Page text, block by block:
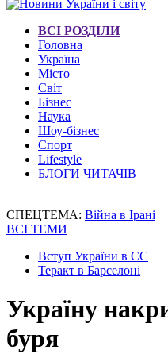
ВСІ РОЗДІЛИ
Головна
Україна
Місто
Світ
Бізнес
Наука
Шоу-бізнес
Спорт
Lifestyle
БЛОГИ ЧИТАЧІВ
СПЕЦТЕМА: Війна в Ірані
ВСІ ТЕМИ
Вступ України в ЄС
Теракт в Барселоні
Україну
буря